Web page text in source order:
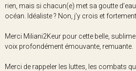
rien, mais si chacun(e) met sa goutte
océan. Idéaliste ? Non, j’y crois et
Merci Miliani2Keur pour cette belle,
voix profondément émouvante, remuante.
Merci de rappeler les luttes, les combats